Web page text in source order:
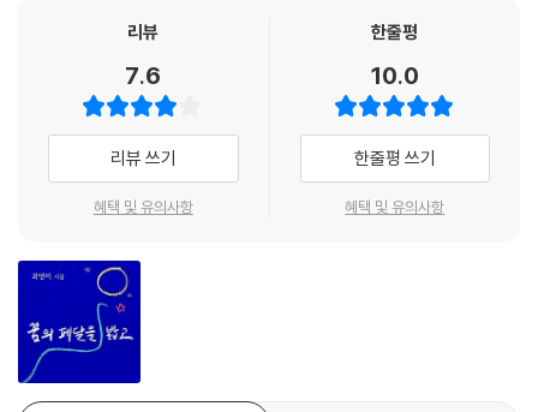
리뷰
7.6
리뷰 쓰기
혜택 및 유의사항
한줄평
10.0
한줄평 쓰기
혜택 및 유의사항